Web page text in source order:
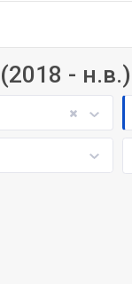
- н.в.)